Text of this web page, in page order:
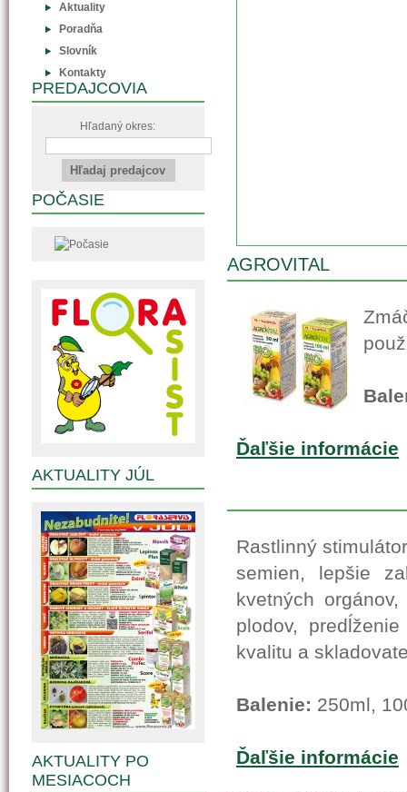
AGROVITAL
Ďaľšie informácie
Rastlinný
semien, lepšie
kvetných
plodov,
kvalitu a
Balenie: 250ml,
Ďaľšie informácie
Aktuality
Poradňa
Slovník
Kontakty
PREDAJCOVIA
Hľadaný okres:
POČASIE
AKTUALITY JÚL
AKTUALITY PO
MESIACOCH